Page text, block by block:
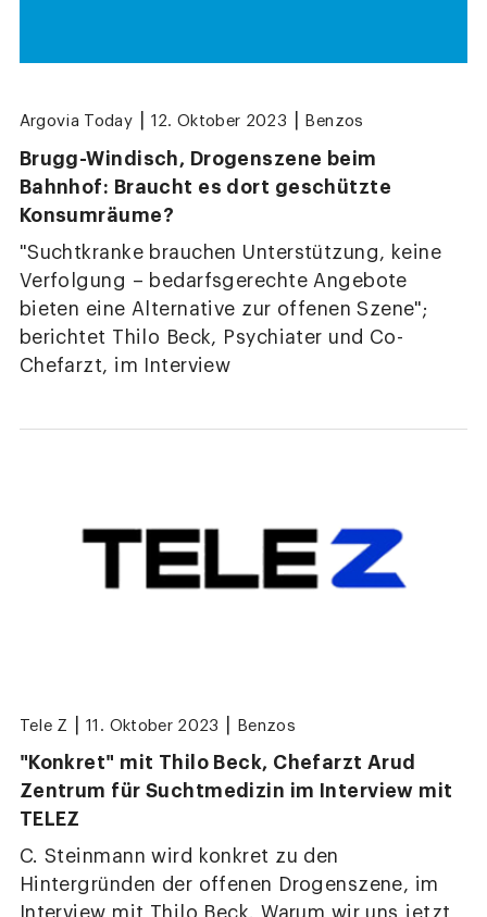
Argovia Today 12. Oktober 2023 Benzos
Brugg-Windisch, Drogenszene beim
Bahnhof: Braucht es dort geschützte
Konsumräume?
"Suchtkranke brauchen Unterstützung, keine
Verfolgung – bedarfsgerechte Angebote
bieten eine Alternative zur offenen Szene";
berichtet Thilo Beck, Psychiater und Co-
Chefarzt, im Interview
Tele Z 11. Oktober 2023 Benzos
"Konkret" mit Thilo Beck, Chefarzt Arud
Zentrum für Suchtmedizin im Interview mit
TELEZ
C. Steinmann wird konkret zu den
Hintergründen der offenen Drogenszene, im